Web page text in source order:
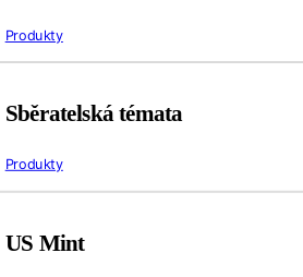
Produkty
Sběratelská témata
Produkty
US Mint